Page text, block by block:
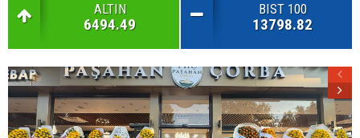
ALTIN
6494.49
BIST 100
13798.82